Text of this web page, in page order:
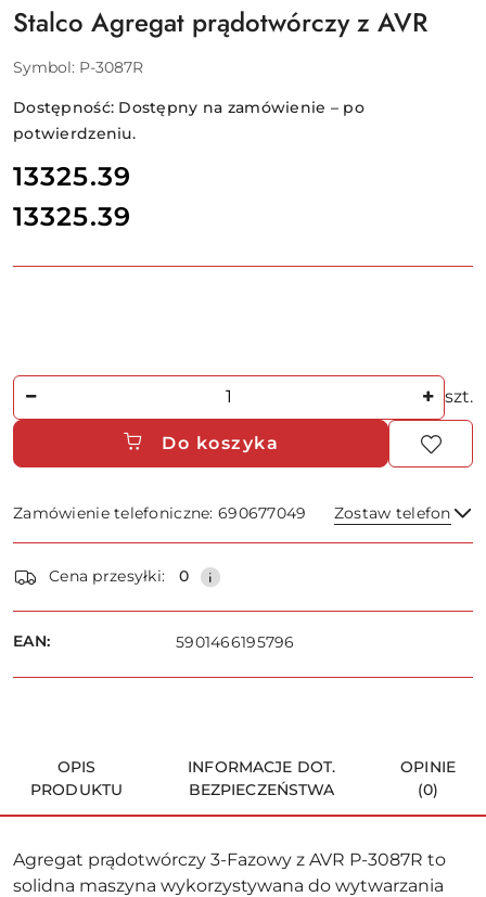
Stalco Agregat prądotwórczy z AVR
Symbol: P-3087R
Dostępność: Dostępny na zamówienie – po
potwierdzeniu.
cena:
13325.39
Cena:
13325.39
Ilość szt.
Do koszyka
Zamówienie telefoniczne: 690677049 Zostaw telefon
Wyślij
Dostępność
i
dostawa
Cena przesyłki: 0
EAN: 5901466195796
OPIS
PRODUKTU
INFORMACJE DOT.
BEZPIECZEŃSTWA
OPINIE
(0)
Agregat prądotwórczy 3-Fazowy z AVR P-3087R to
solidna maszyna wykorzystywana do wytwarzania